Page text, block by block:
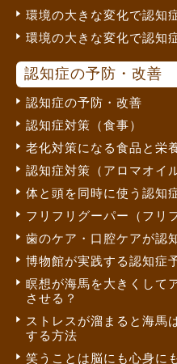
環境の大きな変化で認知
環境の大きな変化で認知
認知症の予防・改善
認知症の予防・改善
認知症対策（食事）
老化対策になる食品と栄
認知症対策（アロマオイル
体と頭を同時に使う認知
フリフリグーパー（フリ
歯のケア・口腔ケアが認
博物館が実践する認知症
瞑想が海馬を大きくして
させる？
ストレスが溜まると海馬
する方法
笑うことは脳にも心身に